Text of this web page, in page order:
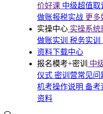
价好课 中级超值取
做账报税实战 更多
实操中心 实操系统
做账实训 税务实训
资料下载中心
报名模考+密训
中
仪式 密训营常见问
机考操作说明 备考
资料